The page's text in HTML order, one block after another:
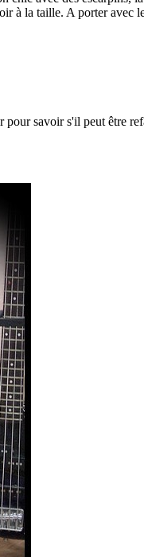
à la taille. A porter avec
savoir s'il peut être